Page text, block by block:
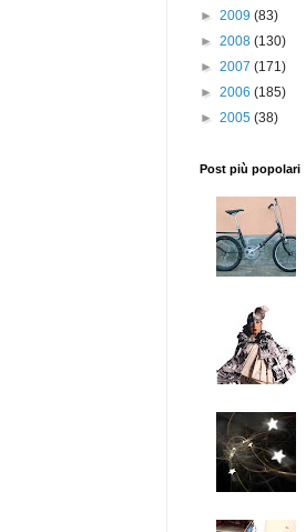
► 2009 (83)
► 2008 (130)
► 2007 (171)
► 2006 (185)
► 2005 (38)
Post più popolari